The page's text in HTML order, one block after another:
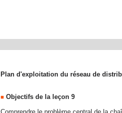
Plan d'exploitation du réseau de
Objectifs de la leçon 9